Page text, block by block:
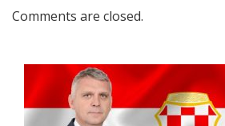
Comments are closed.